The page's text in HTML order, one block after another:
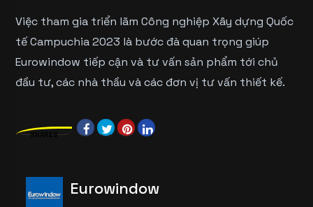
Việc tham gia triển lãm Công nghiệp Xây dựng Quốc
tế Campuchia 2023 là bước đà quan trọng giúp
Eurowindow tiếp cận và tư vấn sản phẩm tới chủ
đầu tư, các nhà thầu và các đơn vị tư vấn thiết kế.
SHARES
Eurowindow